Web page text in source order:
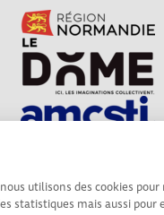
utilisons des cookies
statistiques mais aussi pour
science-société